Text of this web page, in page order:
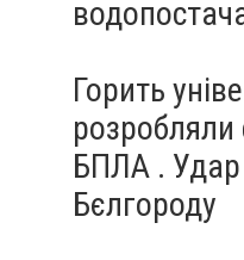
Горить
розробляли
БПЛА .
Бєлгороду